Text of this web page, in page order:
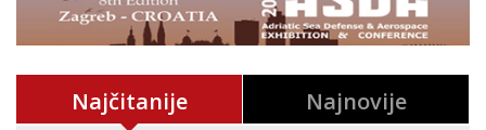
Najčitanije Najnovije